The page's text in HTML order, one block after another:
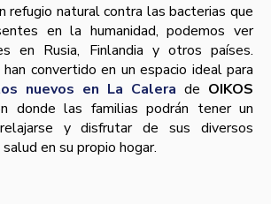
refugio natural contra las bacterias que
en la humanidad, podemos ver
en Rusia, Finlandia y otros países.
convertido en un espacio ideal para
nuevos en La Calera de OIKOS
donde las familias podrán tener un
y disfrutar de sus diversos
en su propio hogar.